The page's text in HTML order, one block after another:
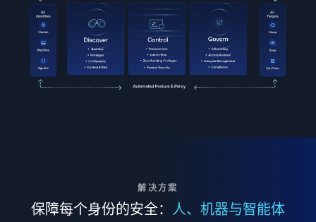
解决方案
保障每个身份的安全： 人、机器与智能体